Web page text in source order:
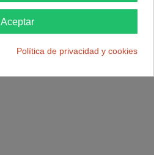
Aceptar
Política de privacidad y cookies